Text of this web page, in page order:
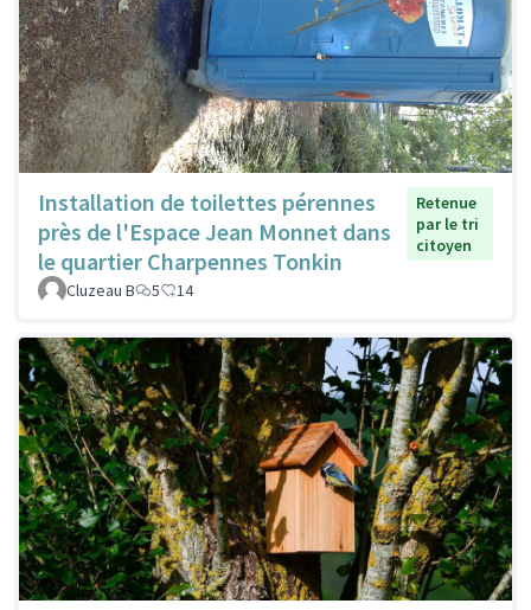
Installation de toilettes pérennes
près de l'Espace Jean Monnet dans
le quartier Charpennes Tonkin
Retenue
par le tri
citoyen
Cluzeau B 5 14